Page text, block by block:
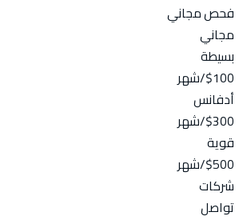
فحص مجاني
مجاني
بسيطة
$100/شهر
أدفانس
$300/شهر
قوية
$500/شهر
شركات
تواصل